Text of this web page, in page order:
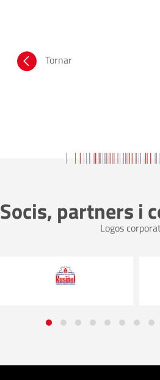
Tornar
Socis, partners i
Logos